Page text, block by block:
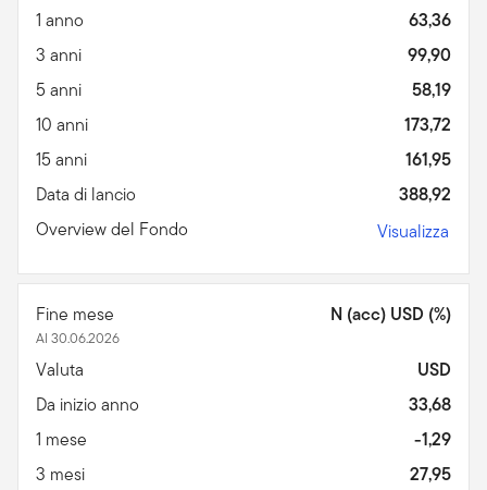
1 anno
63,36
3 anni
99,90
5 anni
58,19
10 anni
173,72
15 anni
161,95
Data di lancio
388,92
Overview del Fondo
Visualizza
Fine mese
Al 30.06.2026
N (acc) USD (%)
Valuta
USD
Da inizio anno
33,68
1 mese
-1,29
3 mesi
27,95